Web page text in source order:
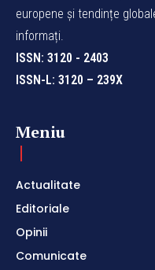
europene și tendințe
informați.
ISSN: 3120 - 2403
ISSN-L: 3120 – 239X
Meniu
Actualitate
Editoriale
Opinii
Comunicate